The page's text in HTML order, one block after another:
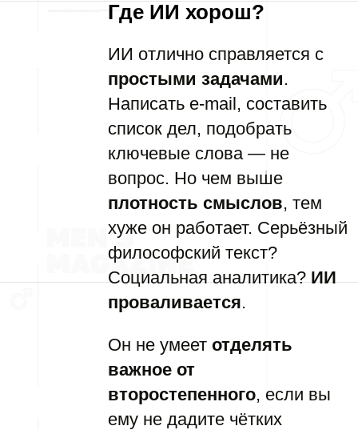
Где ИИ хорош?
ИИ отлично справляется с
простыми задачами.
Написать e-mail, составить
список дел, подобрать
ключевые слова — не
вопрос. Но чем выше
плотность смыслов, тем
хуже он работает. Серьёзный
философский текст?
Социальная аналитика?ИИ
проваливается.
Он не умеет отделять
важное от
второстепенного, если вы
ему не дадите чётких